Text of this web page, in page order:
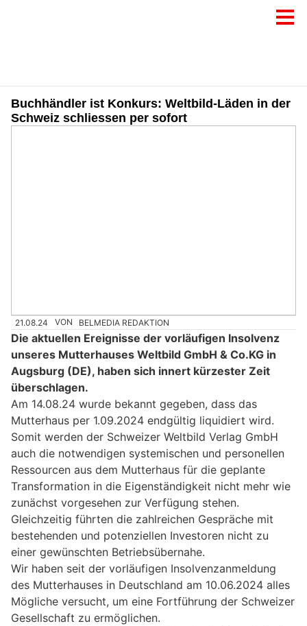
Buchhändler ist Konkurs: Weltbild-Läden in der
Schweiz schliessen per sofort
21.08.24 VON BELMEDIA REDAKTION
Die aktuellen Ereignisse der vorläufigen Insolvenz
unseres Mutterhauses Weltbild GmbH & Co.KG in
Augsburg (DE), haben sich innert kürzester Zeit
überschlagen.
Am 14.08.24 wurde bekannt gegeben, dass das
Mutterhaus per 1.09.2024 endgültig liquidiert wird.
Somit werden der Schweizer Weltbild Verlag GmbH
auch die notwendigen systemischen und personellen
Ressourcen aus dem Mutterhaus für die geplante
Transformation in die Eigenständigkeit nicht mehr wie
zunächst vorgesehen zur Verfügung stehen.
Gleichzeitig führten die zahlreichen Gespräche mit
bestehenden und potenziellen Investoren nicht zu
einer gewünschten Betriebsübernahe.
Wir haben seit der vorläufigen Insolvenzanmeldung
des Mutterhauses in Deutschland am 10.06.2024 alles
Mögliche versucht, um eine Fortführung der Schweizer
Gesellschaft zu ermöglichen.